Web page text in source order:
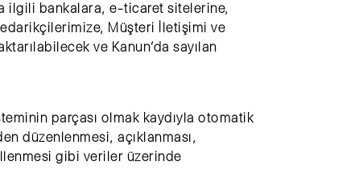
ilgili bankalara, e-ticaret sitelerine,
Müşteri İletişimi ve
ve Kanun’da sayılan
parçası olmak kaydıyla otomatik
düzenlenmesi, açıklanması,
gibi veriler üzerinde